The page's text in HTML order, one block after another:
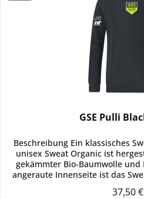
GSE Pulli
Beschreibung Ein klassisches
unisex Sweat Organic ist
gekämmter Bio-Baumwolle und
angeraute Innenseite ist das
37,50